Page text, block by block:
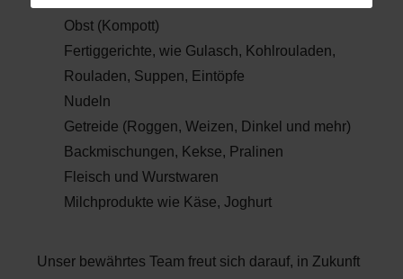
Obst (Kompott)
Fertiggerichte, wie Gulasch, Kohlrouladen,
Rouladen, Suppen, Eintöpfe
Nudeln
Getreide (Roggen, Weizen, Dinkel und mehr)
Backmischungen, Kekse, Pralinen
Fleisch und Wurstwaren
Milchprodukte wie Käse, Joghurt
Unser bewährtes Team freut sich darauf, in Zukunft